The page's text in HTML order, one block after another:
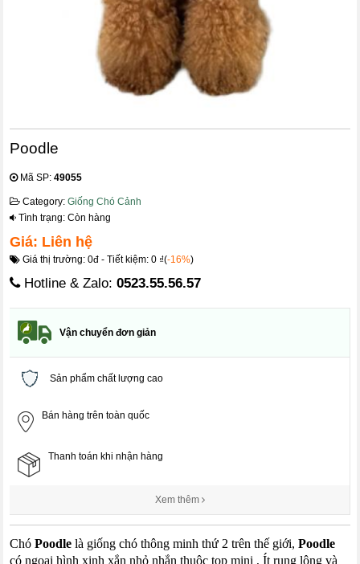
Poodle
Mã SP:49055
Category:Giống Chó Cảnh
Tình trạng: Còn hàng
Giá: Liên hệ
Giá thị trường: 0đ - Tiết kiệm: 0 ₫(-16%)
Hotline & Zalo:0523.55.56.57
Vận chuyển đơn giản
Sản phẩm chất lượng cao
Bán hàng trên toàn quốc
Thanh toán khi nhận hàng
Xem thêm
Chó Poodle là giống chó thông minh thứ 2 trên thế giới,Poodle
có ngoại hình xinh xắn nhỏ nhắn thuộctop mini ,Ít rụng lông và